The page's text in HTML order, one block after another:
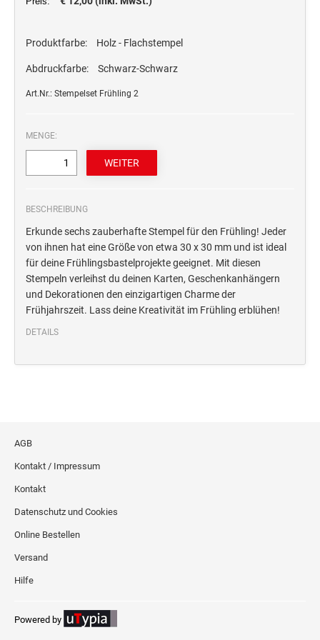
WORTBANDDREHSTEMPEL
NUMEROTEUR
STEMPEL MIT STANDARDTEXT
trodat edy® Motivationsstempel
Trodat Office Professional 4.0 DEUTSCH
Trodat Office Professional 4.0 ITALIANO
Trodat Office Professional 4.0 NEDERLANDS
Office Printy deutsch
Office Printy italienisch
Office Printy englisch
Office Printy französisch
STEMPEL-KUGELSCHREIBER
Smart Style
Schreibgeräte-Zubehör
TRODAT PRINTY™ PASTELL-EDITION
STEMPELTRÄGER
Textplatten für Trodat Printy
Textplatten für Professional Line Textstempel
Textplatten für Professional Line Datumstempel
Produktfarbe: Holz - Flachstempel
Abdruckfarbe: Schwarz-Schwarz
Art.Nr.: Stempelset Frühling 2
MENGE:
BESCHREIBUNG
Erkunde sechs zauberhafte Stempel für den Frühling! Jeder
von ihnen hat eine Größe von etwa 30 x 30 mm und ist ideal
für deine Frühlingsbastelprojekte geeignet. Mit diesen
Stempeln verleihst du deinen Karten, Geschenkanhängern
und Dekorationen den einzigartigen Charme der
Frühjahrszeit. Lass deine Kreativität im Frühling erblühen!
DETAILS
AGB
Kontakt / Impressum
Kontakt
Datenschutz und Cookies
Online Bestellen
Versand
Hilfe
Powered by